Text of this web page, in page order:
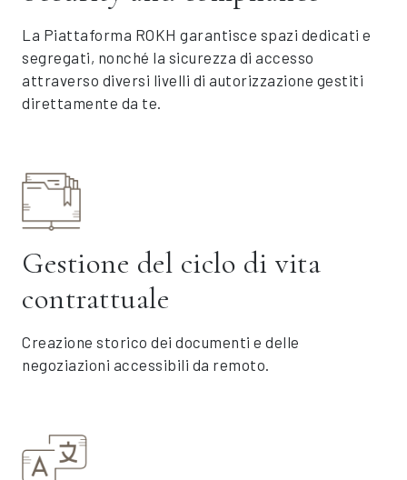
La Piattaforma ROKH garantisce spazi dedicati e
segregati, nonché la sicurezza di accesso
attraverso diversi livelli di autorizzazione gestiti
direttamente da te.
Gestione del ciclo di vita
contrattuale
Creazione storico dei documenti e delle
negoziazioni accessibili da remoto.